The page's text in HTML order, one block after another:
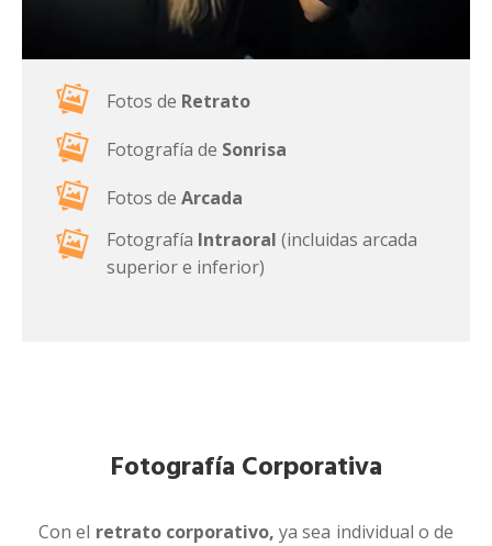
Fotos de Retrato
Fotografía de Sonrisa
Fotos de Arcada
Fotografía Intraoral (incluidas arcada
superior e inferior)
Fotografía Corporativa
Con el retrato corporativo, ya sea individual o de